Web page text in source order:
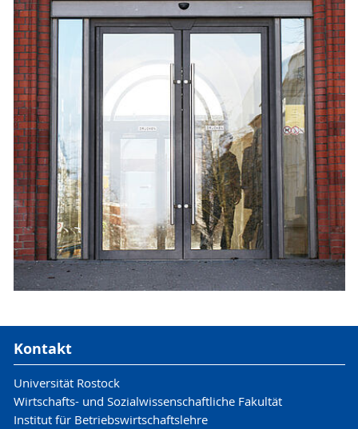
Kontakt
Universität Rostock
Wirtschafts- und Sozialwissenschaftliche Fakultät
Institut für Betriebswirtschaftslehre